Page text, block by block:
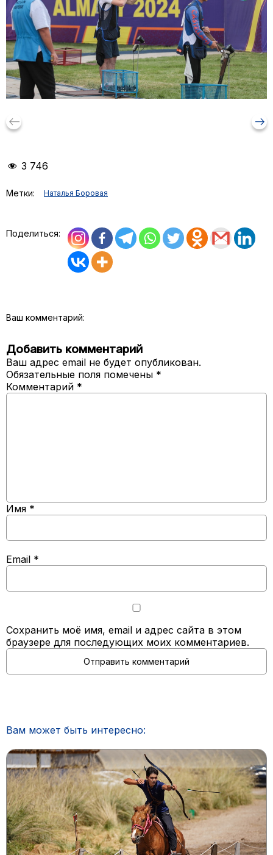
keyboard_backspace arrow_right_alt
3 746
Метки: Наталья Боровая
Поделиться:
Ваш комментарий:
Добавить комментарий
Ваш адрес email не будет опубликован.
Обязательные поля помечены *
Комментарий *
Имя *
Email *
Сохранить моё имя, email и адрес сайта в этом
браузере для последующих моих комментариев.
Вам может быть интересно: